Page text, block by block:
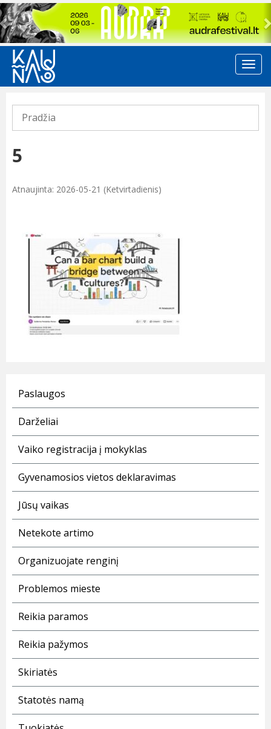
Previous
Pradžia
5
Atnaujinta: 2026-05-21 (Ketvirtadienis)
Paslaugos
Darželiai
Vaiko registracija į mokyklas
Gyvenamosios vietos deklaravimas
Jūsų vaikas
Netekote artimo
Organizuojate renginį
Problemos mieste
Reikia paramos
Reikia pažymos
Skiriatės
Statotės namą